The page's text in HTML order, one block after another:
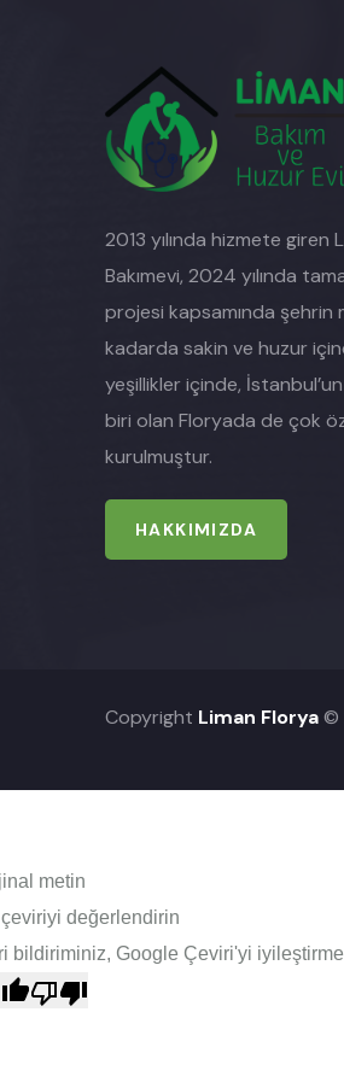
2013 yılında hizmete giren
Bakımevi, 2024 yılında
projesi kapsamında şehrin
kadarda sakin ve huzur
yeşillikler içinde,
biri olan Floryada de çok
kurulmuştur.
HAKKIMIZDA
Copyright Liman Florya©
metin
değerlendirin
bildiriminiz, Google Çeviri'yi